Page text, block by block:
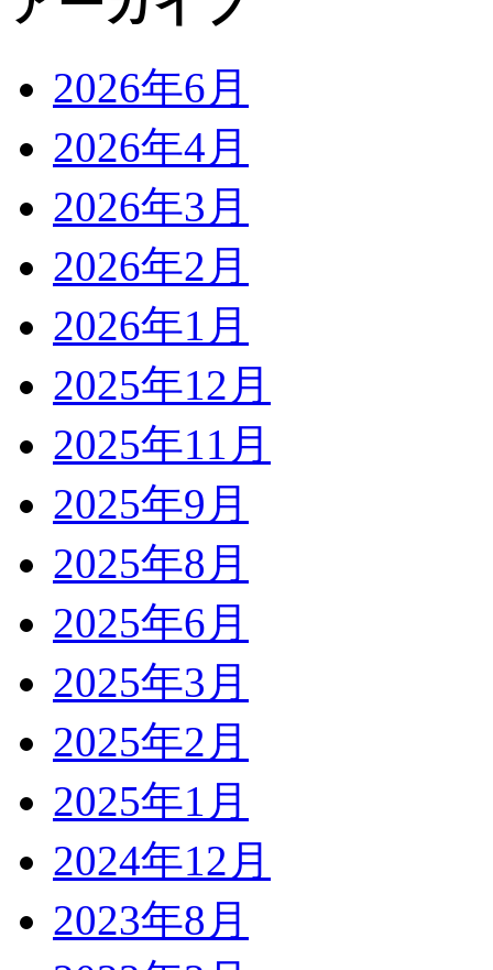
2026年6月
2026年4月
2026年3月
2026年2月
2026年1月
2025年12月
2025年11月
2025年9月
2025年8月
2025年6月
2025年3月
2025年2月
2025年1月
2024年12月
2023年8月